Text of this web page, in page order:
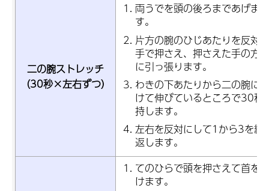
二の腕ストレッチ
（30秒×左右ずつ）
両うでを頭の後ろまであげま
す。
片方の腕のひじあたりを反対の
手で押さえ、押さえた手の方向
に引っ張ります。
わきの下あたりから二の腕にか
けて伸びているところで30秒
持します。
左右を反対にして1から3を繰
返します。
てのひらで頭を押さえて首を傾
けます。